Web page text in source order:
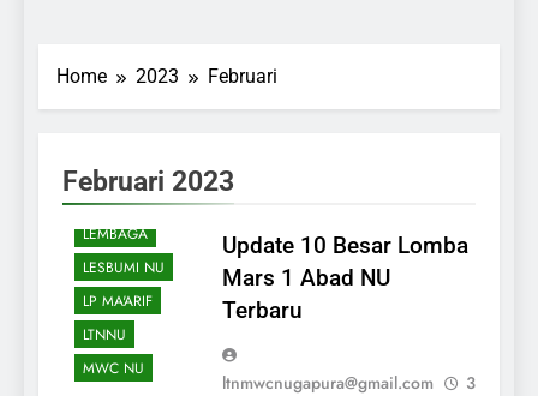
Home 2023 Februari
Februari 2023
BERITA
UTAMA
LEMBAGA
LESBUMI NU
LP MA'ARIF
LTNNU
MWC NU
Update 10 Besar Lomba
Mars 1 Abad NU
Terbaru
ltnmwcnugapura@gmail.com
3